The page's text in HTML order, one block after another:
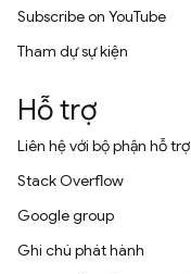
Subscribe on YouTube
Tham dự sự kiện
Hỗ trợ
Liên hệ với bộ phận hỗ trợ
Stack Overflow
Google group
Ghi chú phát hành